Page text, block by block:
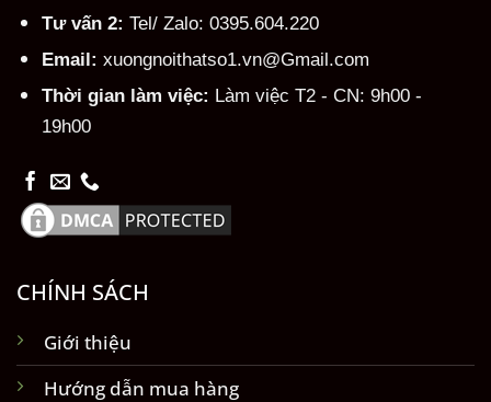
Tư vấn 2: Tel/ Zalo: 0395.604.220
Email: xuongnoithatso1.vn@Gmail.com
Thời gian làm việc: Làm việc T2 - CN: 9h00 -
19h00
CHÍNH SÁCH
Giới thiệu
Hướng dẫn mua hàng